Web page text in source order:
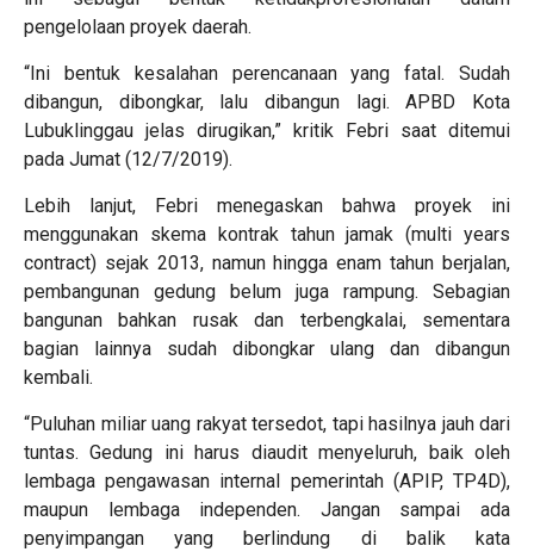
pengelolaan proyek daerah.
“Ini bentuk kesalahan perencanaan yang fatal. Sudah
dibangun, dibongkar, lalu dibangun lagi. APBD Kota
Lubuklinggau jelas dirugikan,” kritik Febri saat ditemui
pada Jumat (12/7/2019).
Lebih lanjut, Febri menegaskan bahwa proyek ini
menggunakan skema kontrak tahun jamak (multi years
contract) sejak 2013, namun hingga enam tahun berjalan,
pembangunan gedung belum juga rampung. Sebagian
bangunan bahkan rusak dan terbengkalai, sementara
bagian lainnya sudah dibongkar ulang dan dibangun
kembali.
“Puluhan miliar uang rakyat tersedot, tapi hasilnya jauh dari
tuntas. Gedung ini harus diaudit menyeluruh, baik oleh
lembaga pengawasan internal pemerintah (APIP, TP4D),
maupun lembaga independen. Jangan sampai ada
penyimpangan yang berlindung di balik kata